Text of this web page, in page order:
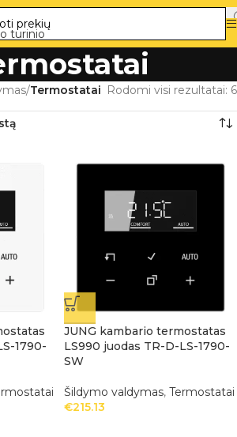
turinio
/Termostatai Rodomi visi rezultatai: 6
1790-
JUNG kambario termostatas
LS990 juodas TR-D-LS-1790-
SW
Šildymo valdymas, Termostatai
€215.13